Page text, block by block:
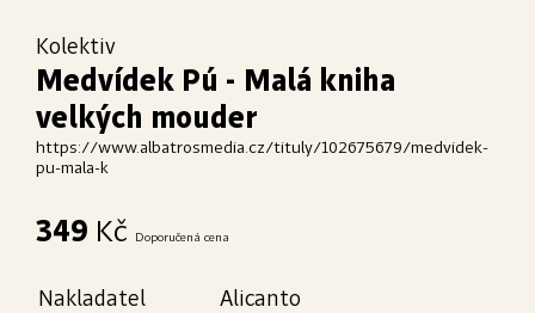
Kolektiv
Medvídek Pú - Malá kniha
velkých mouder
https://www.albatrosmedia.cz/tituly/102675679/medvidek-
pu-mala-k
349 Kč Doporučená cena
Nakladatel
Alicanto